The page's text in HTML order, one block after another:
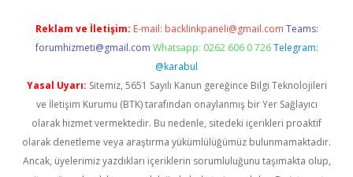
Reklam ve İletişim: E-mail: backlinkpaneli@gmail.com Teams:
forumhizmeti@gmail.com Whatsapp: 0262 606 0 726 Telegram:
@karabul
Yasal Uyarı: Sitemiz, 5651 Sayılı Kanun gereğince Bilgi Teknolojileri
ve İletişim Kurumu (BTK) tarafından onaylanmış bir Yer Sağlayıcı
olarak hizmet vermektedir. Bu nedenle, sitedeki içerikleri proaktif
olarak denetleme veya araştırma yükümlülüğümüz bulunmamaktadır.
Ancak, üyelerimiz yazdıkları içeriklerin sorumluluğunu taşımakta olup,